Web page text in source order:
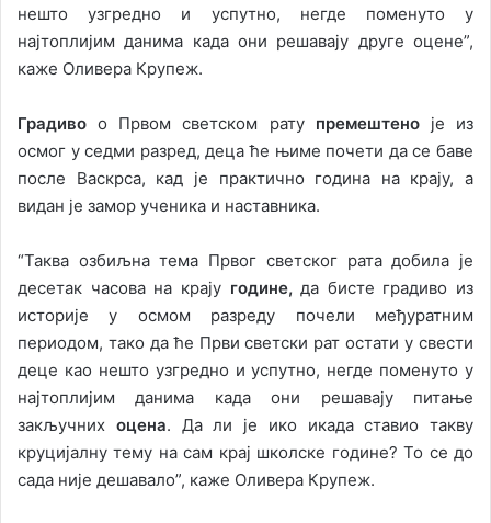
нешто узгредно и успутно, негде поменуто у
најтоплијим данима када они решавају друге оцене”,
каже Оливера Крупеж.
Градиво о Првом светском рату премештеноје из
осмог у седми разред, деца ће њиме почети да се баве
после Васкрса, кад је практично година на крају, а
видан је замор ученика и наставника.
“Таква озбиљна тема Првог светског рата добила је
десетак часова на крају године, да бисте градиво из
историје у осмом разреду почели међуратним
периодом, тако да ће Први светски рат остати у свести
деце као нешто узгредно и успутно, негде поменуто у
најтоплијим данима када они решавају питање
закључних оцена. Да ли је ико икада ставио такву
круцијалну тему на сам крај школске године? То се до
сада није дешавало”, каже Оливера Крупеж.